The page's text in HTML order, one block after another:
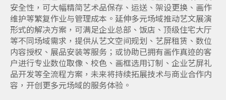
安全性，可大幅精简艺术品保存、运送、架设更换、画作
维护等繁复作业与管理成本。延伸多元场域推动艺文展演
形式的解决方案，可满足企业总部、饭店、顶级住宅大厅
等不同场域需求，提供从艺文空间规划、艺屏租赁、数位
内容授权、展品安装等服务；或协助已拥有画作真迹的客
户进行专业数位取像、校色、画框选用订制、企业艺屏礼
品开发等全流程方案，未来将持续拓展技术与商业合作内
容，开创更多元场域的服务体验。